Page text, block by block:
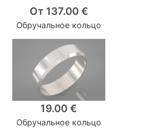
От 137.00 €
Обручальное кольцо
19.00 €
Обручальное кольцо